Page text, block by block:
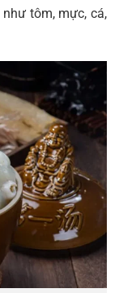
tôm, mực, cá,